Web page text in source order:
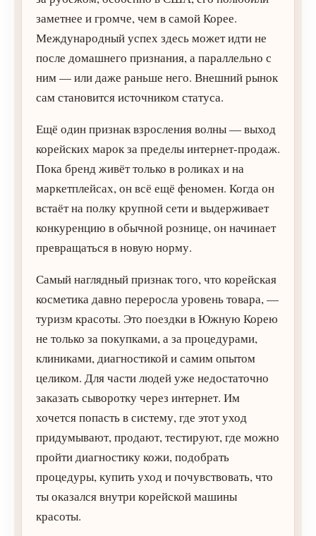
заметнее и громче, чем в самой Корее.
Международный успех здесь может идти не
после домашнего признания, а параллельно с
ним — или даже раньше него. Внешний рынок
сам становится источником статуса.
Ещё один признак взросления волны — выход
корейских марок за пределы интернет-продаж.
Пока бренд живёт только в роликах и на
маркетплейсах, он всё ещё феномен. Когда он
встаёт на полку крупной сети и выдерживает
конкуренцию в обычной рознице, он начинает
превращаться в новую норму.
Самый наглядный признак того, что корейская
косметика давно переросла уровень товара, —
туризм красоты. Это поездки в Южную Корею
не только за покупками, а за процедурами,
клиниками, диагностикой и самим опытом
целиком. Для части людей уже недостаточно
заказать сыворотку через интернет. Им
хочется попасть в систему, где этот уход
придумывают, продают, тестируют, где можно
пройти диагностику кожи, подобрать
процедуры, купить уход и почувствовать, что
ты оказался внутри корейской машины
красоты.